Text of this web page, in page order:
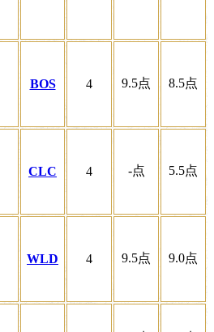
BOS 4 9.5点 8.5点
CLC 4 -点 5.5点
WLD 4 9.5点 9.0点